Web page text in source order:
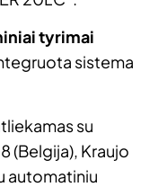
tyrimai
sistema
su
(Belgija), Kraujo
automatiniu